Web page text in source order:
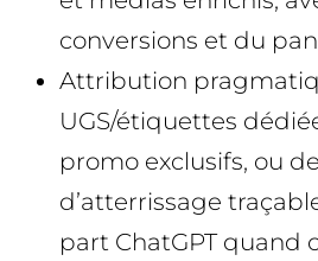
conversions et du
Attribution
UGS/étiquettes
promo exclusifs, ou
d’atterrissage
part ChatGPT quand